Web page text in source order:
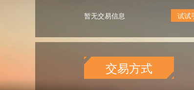
暂无交易信息 试试
交易方式